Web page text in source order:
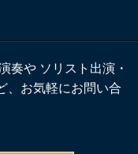
奏や ソリスト出演・
、お気軽にお問い合